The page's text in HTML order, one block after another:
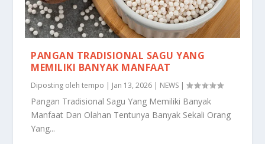
PANGAN TRADISIONAL SAGU YANG
MEMILIKI BANYAK MANFAAT
Diposting olehtempo | Jan 13, 2026 | NEWS |
Pangan Tradisional Sagu Yang Memiliki Banyak
Manfaat Dan Olahan Tentunya Banyak Sekali Orang
Yang...